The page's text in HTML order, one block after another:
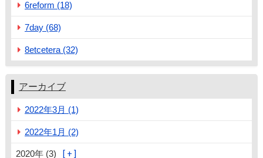
6reform (18)
7day (68)
8etcetera (32)
アーカイブ
2022年3月 (1)
2022年1月 (2)
2020年 (3)